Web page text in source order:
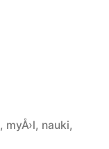
, myÅ›l, nauki,